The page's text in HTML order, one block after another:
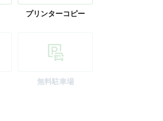
プリンターコピー
無料駐車場